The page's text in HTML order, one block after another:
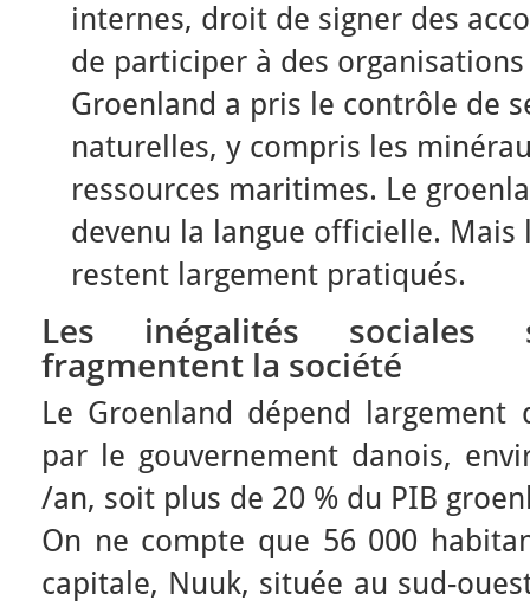
internes, droit de signer des
de participer à des
Groenland a pris le contrôle de
naturelles, y compris les
ressources maritimes. Le
devenu la langue officielle. Mais
restent largement pratiqués.
Les inégalités
fragmentent la société
Le Groenland dépend largement
par le gouvernement danois,
/an, soit plus de 20 % du PIB
On ne compte que 56 000
capitale, Nuuk, située au sud-